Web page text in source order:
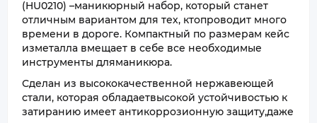
(HU0210) –маникюрный набор, который станет
отличным вариантом для тех, ктопроводит много
времени в дороге. Компактный по размерам кейс
изметалла вмещает в себе все необходимые
инструменты дляманикюра.
Сделан из высококачественной нержавеющей
стали, которая обладаетвысокой устойчивостью к
затиранию имеет антикоррозионную защиту,даже